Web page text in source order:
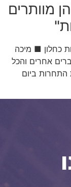
מוותרים
כחלון ■ מיכה
אחרים והכל
ביום